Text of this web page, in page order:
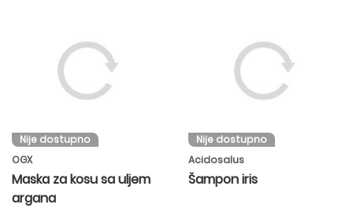
Nije dostupno
OGX
Maska za kosu sa uljem
argana
Nije dostupno
Acidosalus
Šampon iris